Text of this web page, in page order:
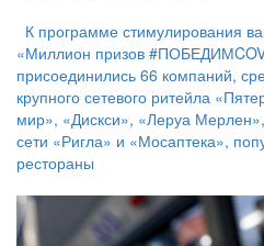
К программе стимулирования
«Миллион призов
присоединились 66 компаний,
крупного сетевого ритейла
мир», «Дискси», «Леруа
сети «Ригла» и «Мосаптека»,
рестораны